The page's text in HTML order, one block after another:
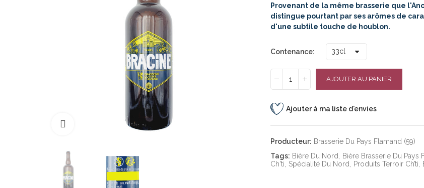
Cliquer pour agrandir
Provenant de la même brasserie que
distingue pourtant par ses arômes de
d'une subtile touche de houblon.
Contenance
AJOUTER AU PANIER
Ajouter à ma liste d'envies
Producteur: Brasserie Du Pays Flamand (59)
Tags: Bière Du Nord Bière Brasserie Du Pays
Ch'ti
Spécialité Du Nord Produits Terroir Ch’ti